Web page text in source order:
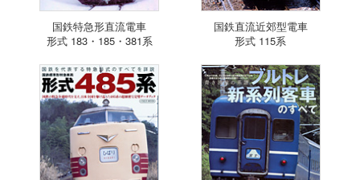
国鉄特急形直流電車
形式 183・185・381系
国鉄直流近郊型電車
形式 115系